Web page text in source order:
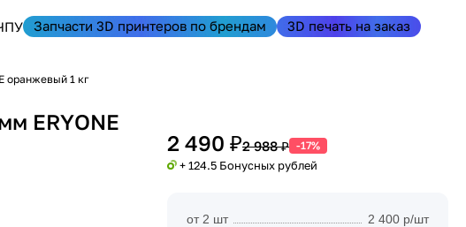
Запчасти 3D принтеров по брендам 3D печать на заказ
оранжевый 1 кг
ERYONE
2 490 ₽2 988 ₽ -17%
+ 124.5 Бонусных рублей
от 2 шт
2 400 р/шт